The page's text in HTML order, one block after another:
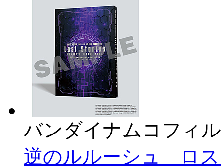
バンダイナムコフィ
逆のルルーシュ ロス